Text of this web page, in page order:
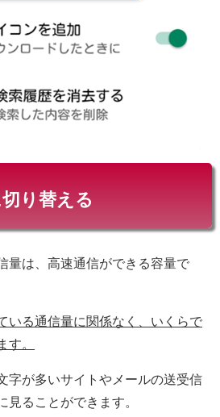
り替える
量は、高速通信ができる容量で
いる通信量に関係なく、いくらで
す。
字が多いサイトやメールの送受信
見ることができます。